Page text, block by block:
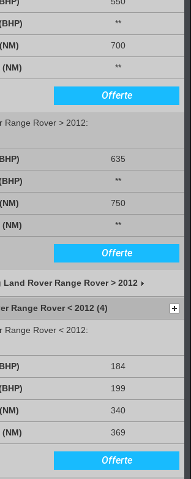
**
700
**
Offerte
Range Rover > 2012:
635
**
750
**
Offerte
Rover Range Rover > 2012
Range Rover < 2012 (4)
Range Rover < 2012:
184
199
340
369
Offerte